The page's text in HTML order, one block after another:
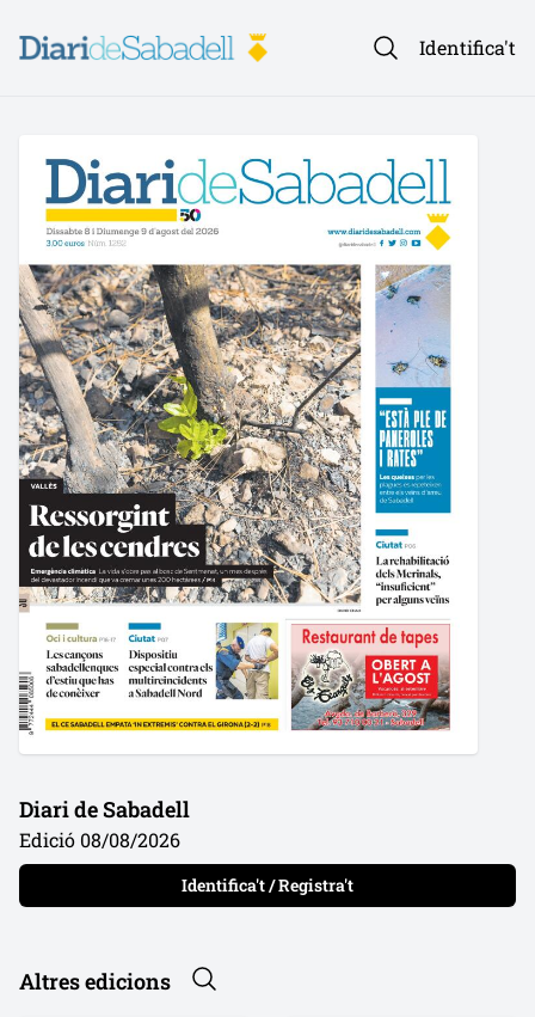
Identifica't
Diari de Sabadell
Edició 08/08/2026
Identifica't / Registra't
Altres edicions